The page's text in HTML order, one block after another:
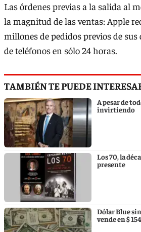
Las órdenes previas a la salida al
la magnitud de las ventas: Apple
millones de pedidos previos de sus
de teléfonos en sólo 24 horas.
TAMBIÉN TE PUEDE
A pesar de
invirtiendo
Los 70, la
presente
Dólar Blue
vende en $ 154